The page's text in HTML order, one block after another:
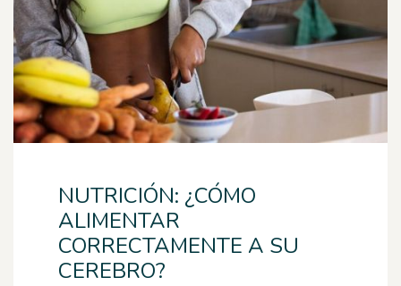
NUTRICIÓN: ¿CÓMO
ALIMENTAR
CORRECTAMENTE A SU
CEREBRO?